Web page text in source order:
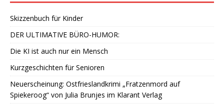
Skizzenbuch für Kinder
DER ULTIMATIVE BÜRO-HUMOR:
Die KI ist auch nur ein Mensch
Kurzgeschichten für Senioren
Neuerscheinung: Ostfrieslandkrimi „Fratzenmord auf
Spiekeroog“ von Julia Brunjes im Klarant Verlag